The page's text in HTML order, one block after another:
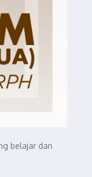
belajar dan